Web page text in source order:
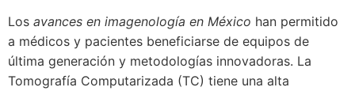
Los avances en imagenología en México han permitido
a médicos y pacientes beneficiarse de equipos de
última generación y metodologías innovadoras. La
Tomografía Computarizada (TC) tiene una alta